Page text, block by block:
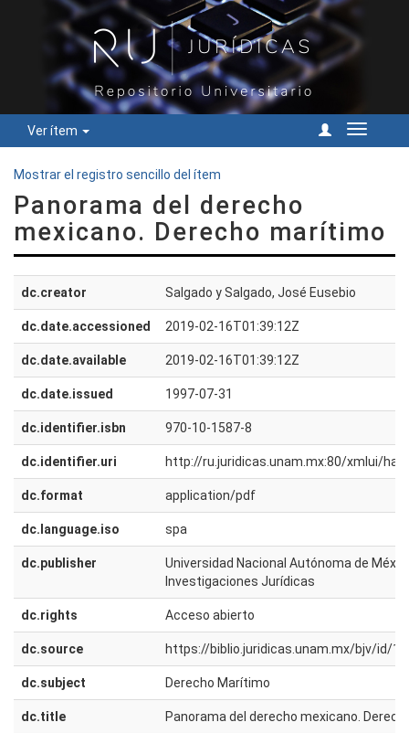
Ver ítem
Cambiar
Mostrar el registro sencillo del ítem
Panorama del derecho
mexicano. Derecho marítimo
dc.creator Salgado y Salgado, José Eusebio
dc.date.accessioned 2019-02-16T01:39:12Z
dc.date.available 2019-02-16T01:39:12Z
dc.date.issued 1997-07-31
dc.identifier.isbn 970-10-1587-8
dc.identifier.uri http://ru.juridicas.unam.mx:80/xmlui/
dc.format application/pdf
dc.language.iso spa
dc.publisher
Universidad Nacional Autónoma de
Investigaciones Jurídicas
dc.rights Acceso abierto
dc.source https://biblio.juridicas.unam.mx/bjv/id/
dc.subject Derecho Marítimo
dc.title Panorama del derecho mexicano.